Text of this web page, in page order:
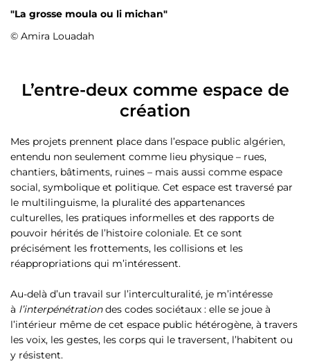
"La grosse moula ou li michan"
© Amira Louadah
L’entre-deux comme espace de
création
Mes projets prennent place dans l’espace public algérien,
entendu non seulement comme lieu physique – rues,
chantiers, bâtiments, ruines – mais aussi comme espace
social, symbolique et politique. Cet espace est traversé par
le multilinguisme, la pluralité des appartenances
culturelles, les pratiques informelles et des rapports de
pouvoir hérités de l’histoire coloniale. Et ce sont
précisément les frottements, les collisions et les
réappropriations qui m’intéressent.
Au-delà d’un travail sur l’interculturalité, je m’intéresse
à l’interpénétrationdes codes sociétaux : elle se joue à
l’intérieur même de cet espace public hétérogène, à travers
les voix, les gestes, les corps qui le traversent, l’habitent ou
y résistent.